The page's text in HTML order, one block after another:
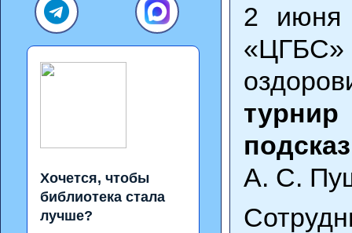
Хочется, чтобы
библиотека стала
лучше?
2 июня
«ЦГБС»
А. С.